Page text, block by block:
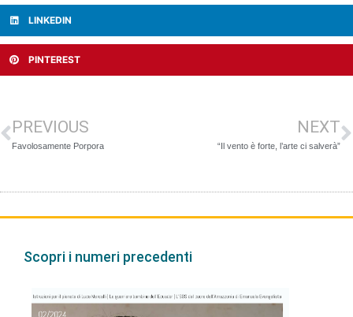
LINKEDIN
PINTEREST
PREVIOUS
Favolosamente Porpora
NEXT
“Il vento è forte, l’arte ci salverà”
Scopri i numeri precedenti